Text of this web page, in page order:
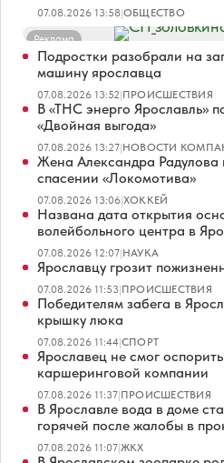
07.08.2026 13:58|ОБЩЕСТВО
Реклама
Подростки разобрали на
машину ярославца
07.08.2026 13:52|ПРОИСШЕСТВИЯ
В «ТНС энерго Ярославль»
«Двойная выгода»
07.08.2026 13:27|НОВОСТИ
Жена Александра
спасении «Локомотива»
07.08.2026 13:06|ХОККЕЙ
Названа дата открытия
волейбольного центра в
07.08.2026 12:07|НАУКА
Ярославцу грозит
07.08.2026 11:53|ПРОИСШЕСТВИЯ
Победителям забега в
крышку люка
07.08.2026 11:44|СПОРТ
Ярославец не смог
каршеринговой компании
07.08.2026 11:37|ПРОИСШЕСТВИЯ
В Ярославле вода в доме
горячей после жалобы в
07.08.2026 11:07|ЖКХ